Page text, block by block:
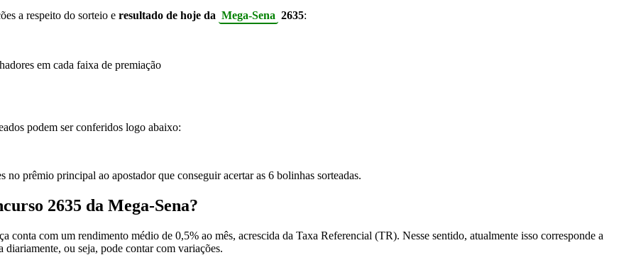
a respeito do sorteio e resultado de hoje da Mega-Sena 2635:
em cada faixa de premiação
podem ser conferidos logo abaixo:
no prêmio principal ao apostador que conseguir acertar as 6 bolinhas sorteadas.
2635 da Mega-Sena?
conta com um rendimento médio de 0,5% ao mês, acrescida da Taxa Referencial (TR). Nesse sentido, atualmente isso corresponde a
diariamente, ou seja, pode contar com variações.